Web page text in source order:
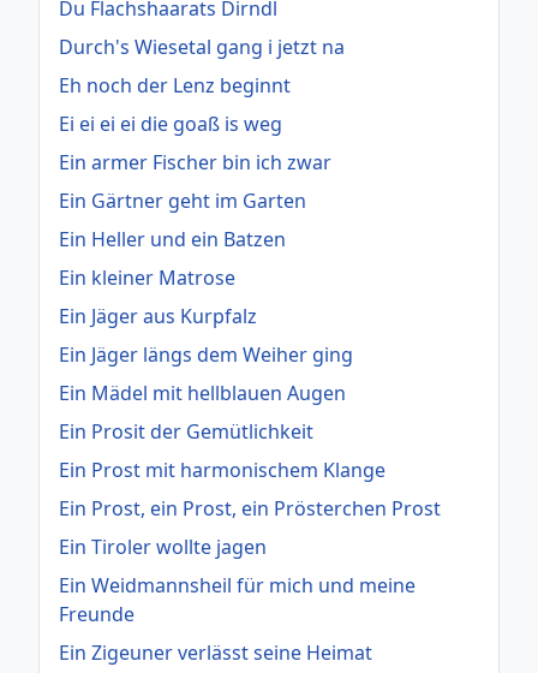
Du Flachshaarats Dirndl
Durch's Wiesetal gang i jetzt na
Eh noch der Lenz beginnt
Ei ei ei ei die goaß is weg
Ein armer Fischer bin ich zwar
Ein Gärtner geht im Garten
Ein Heller und ein Batzen
Ein kleiner Matrose
Ein Jäger aus Kurpfalz
Ein Jäger längs dem Weiher ging
Ein Mädel mit hellblauen Augen
Ein Prosit der Gemütlichkeit
Ein Prost mit harmonischem Klange
Ein Prost, ein Prost, ein Prösterchen Prost
Ein Tiroler wollte jagen
Ein Weidmannsheil für mich und meine
Freunde
Ein Zigeuner verlässt seine Heimat